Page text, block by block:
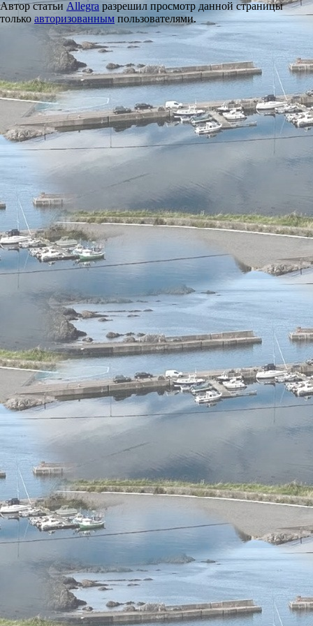
Автор статьи Allegra разрешил просмотр данной страницы
только авторизованным пользователями.